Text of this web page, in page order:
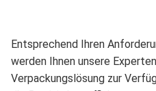
Entsprechend Ihren
werden Ihnen unsere
Verpackungslösung zur